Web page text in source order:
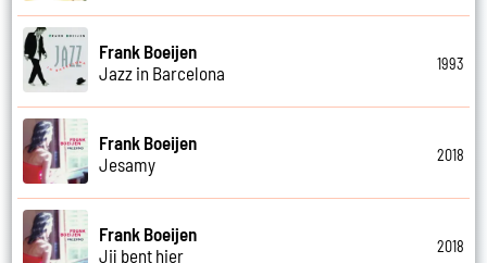
Frank Boeijen
Jazz in Barcelona
1993
Frank Boeijen
Jesamy
2018
Frank Boeijen
Jij bent hier
2018